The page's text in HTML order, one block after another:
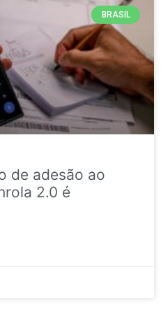
BRASIL
de adesão ao
2.0 é